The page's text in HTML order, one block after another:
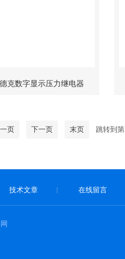
克数字显示压力继电器
一页 下一页 末页 跳转到第
技术文章 在线留言